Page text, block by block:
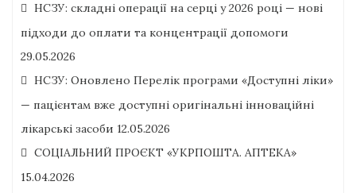
НСЗУ: складні операції на серці у 2026 році — нові
підходи до оплати та концентрації допомоги
29.05.2026
НСЗУ: Оновлено Перелік програми «Доступні ліки»
— пацієнтам вже доступні оригінальні інноваційні
лікарські засоби 12.05.2026
СОЦІАЛЬНИЙ ПРОЄКТ «УКРПОШТА. АПТЕКА»
15.04.2026